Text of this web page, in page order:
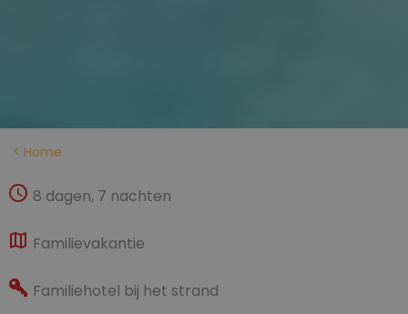
Home
8 dagen, 7 nachten
Familievakantie
Familiehotel bij het strand